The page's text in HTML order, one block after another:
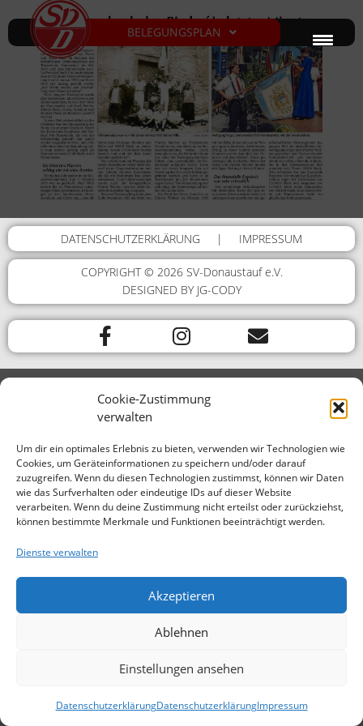
Cookie-Zustimmung
verwalten
Um dir ein optimales Erlebnis zu bieten, verwenden wir Technologien wie
Cookies, um Geräteinformationen zu speichern und/oder darauf
zuzugreifen. Wenn du diesen Technologien zustimmst, können wir Daten
wie das Surfverhalten oder eindeutige IDs auf dieser Website
verarbeiten. Wenn du deine Zustimmung nicht erteilst oder zurückziehst,
können bestimmte Merkmale und Funktionen beeinträchtigt werden.
Dienste verwalten
Akzeptieren
Ablehnen
Einstellungen ansehen
DatenschutzerklärungDatenschutzerklärungImpressum
BELEGUNGSPLAN
DATENSCHUTZERKLÄRUNG | IMPRESSUM
COPYRIGHT © 2026 SV-Donaustauf e.V.
DESIGNED BY JG-CODY